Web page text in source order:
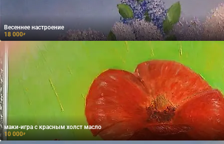
Весеннее настроение
18 000₽
маки-игра с красным холст масло
10 000₽